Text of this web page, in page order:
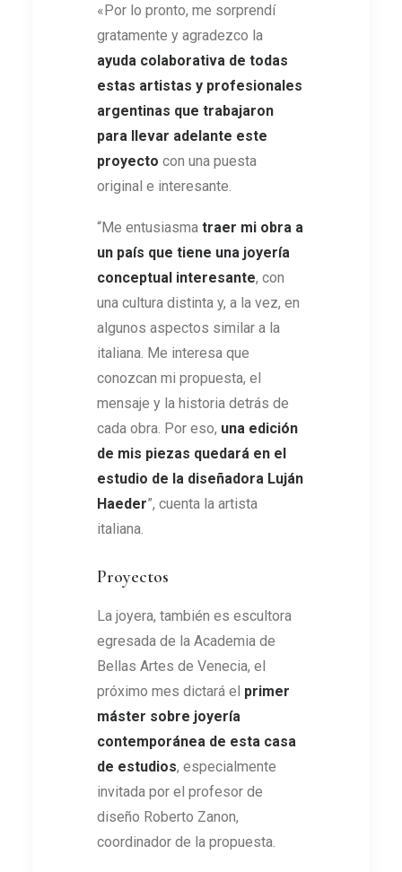
«Por lo pronto, me sorprendí
gratamente y agradezco la
ayuda colaborativa de todas
estas artistas y profesionales
argentinas que trabajaron
para llevar adelante este
proyecto con una puesta
original e interesante.
“Me entusiasma traer mi obra a
un país que tiene una joyería
conceptual interesante, con
una cultura distinta y, a la vez, en
algunos aspectos similar a la
italiana. Me interesa que
conozcan mi propuesta, el
mensaje y la historia detrás de
cada obra. Por eso, una edición
de mis piezas quedará en el
estudio de la diseñadora Luján
Haeder”, cuenta la artista
italiana.
Proyectos
La joyera, también es escultora
egresada de la Academia de
Bellas Artes de Venecia, el
próximo mes dictará el primer
máster sobre joyería
contemporánea de esta casa
de estudios, especialmente
invitada por el profesor de
diseño Roberto Zanon,
coordinador de la propuesta.